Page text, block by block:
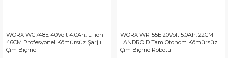
WORX WG748E 40Volt 4.0Ah. Li-ion
46CM Profesyonel Kömürsüz Şarjlı
Çim Biçme
WORX WR155E 20Volt 5.0Ah. 22CM
LANDROID Tam Otonom Kömürsüz
Çim Biçme Robotu